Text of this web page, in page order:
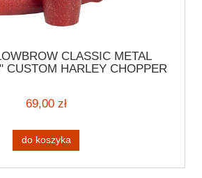
CLASSIC METAL
CUSTOM HARLEY CHOPPER
69,00 zł
do koszyka